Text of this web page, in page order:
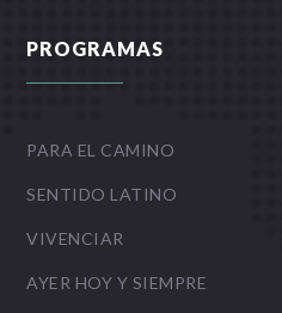
PROGRAMAS
PARA EL CAMINO
SENTIDO LATINO
VIVENCIAR
AYER HOY Y SIEMPRE